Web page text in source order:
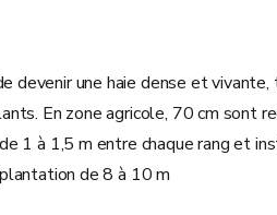
devenir une haie dense et
En zone agricole, 70 cm sont
1 à 1,5 m entre chaque rang et
de 8 à 10 m